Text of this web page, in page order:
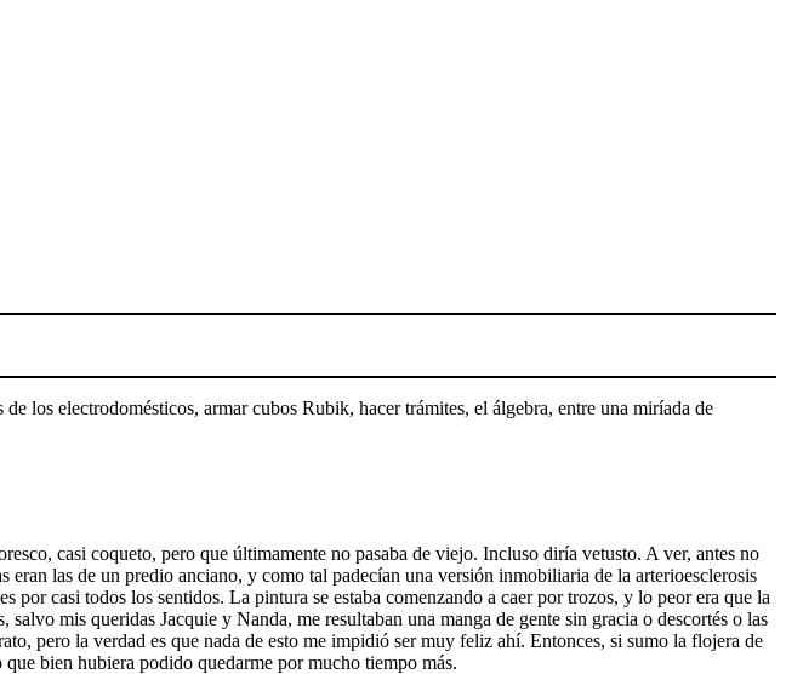
los electrodomésticos, armar cubos Rubik, hacer trámites, el álgebra, entre una miríada de
casi coqueto, pero que últimamente no pasaba de viejo. Incluso diría vetusto. A ver, antes no
las de un predio anciano, y como tal padecían una versión inmobiliaria de la arterioesclerosis
por casi todos los sentidos. La pintura se estaba comenzando a caer por trozos, y lo peor era que la
mis queridas Jacquie y Nanda, me resultaban una manga de gente sin gracia o descortés o las
pero la verdad es que nada de esto me impidió ser muy feliz ahí. Entonces, si sumo la flojera de
bien hubiera podido quedarme por mucho tiempo más.